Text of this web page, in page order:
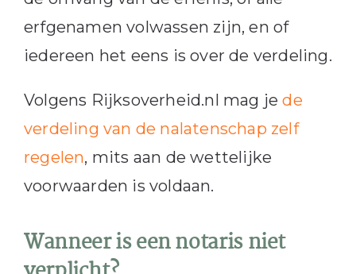
erfgenamen volwassen zijn, en of
iedereen het eens is over de verdeling.
Volgens Rijksoverheid.nl mag jede
verdeling van de nalatenschap zelf
regelen, mits aan de wettelijke
voorwaarden is voldaan.
Wanneer is een notaris niet